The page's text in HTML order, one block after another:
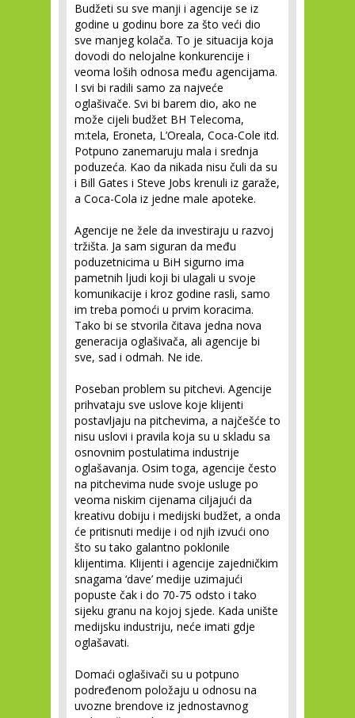
Budžeti su sve manji i agencije se iz
godine u godinu bore za što veći dio
sve manjeg kolača. To je situacija koja
dovodi do nelojalne konkurencije i
veoma loših odnosa među agencijama.
I svi bi radili samo za najveće
oglašivače. Svi bi barem dio, ako ne
može cijeli budžet BH Telecoma,
m:tela, Eroneta, L’Oreala, Coca-Cole itd.
Potpuno zanemaruju mala i srednja
poduzeća. Kao da nikada nisu čuli da su
i Bill Gates i Steve Jobs krenuli iz garaže,
a Coca-Cola iz jedne male apoteke.
Agencije ne žele da investiraju u razvoj
tržišta. Ja sam siguran da među
poduzetnicima u BiH sigurno ima
pametnih ljudi koji bi ulagali u svoje
komunikacije i kroz godine rasli, samo
im treba pomoći u prvim koracima.
Tako bi se stvorila čitava jedna nova
generacija oglašivača, ali agencije bi
sve, sad i odmah. Ne ide.
Poseban problem su pitchevi. Agencije
prihvataju sve uslove koje klijenti
postavljaju na pitchevima, a najčešće to
nisu uslovi i pravila koja su u skladu sa
osnovnim postulatima industrije
oglašavanja. Osim toga, agencije često
na pitchevima nude svoje usluge po
veoma niskim cijenama ciljajući da
kreativu dobiju i medijski budžet, a onda
će pritisnuti medije i od njih izvući ono
što su tako galantno poklonile
klijentima. Klijenti i agencije zajedničkim
snagama ‘dave’ medije uzimajući
popuste čak i do 70-75 odsto i tako
sijeku granu na kojoj sjede. Kada unište
medijsku industriju, neće imati gdje
oglašavati.
Domaći oglašivači su u potpuno
podređenom položaju u odnosu na
uvozne brendove iz jednostavnog